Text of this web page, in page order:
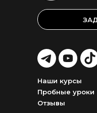
GO!
LET'S
GO!
LET'S
GO!
Отзывы
Пробные уроки
Наши курсы